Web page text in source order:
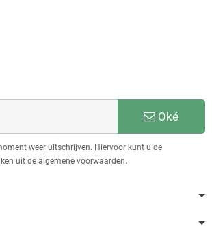
Oké
weer uitschrijven. Hiervoor kunt u de
uit de algemene voorwaarden.